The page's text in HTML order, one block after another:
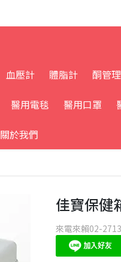
血壓計 體脂計 酮管理
醫用電毯 醫用口罩
關於我們
佳寶保健
來電來賴02-